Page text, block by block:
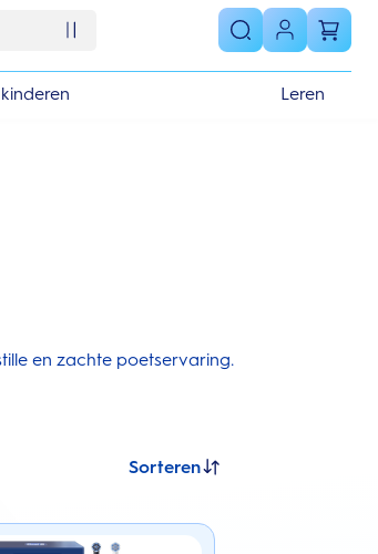
Leren
en zachte poetservaring.
Sorteren